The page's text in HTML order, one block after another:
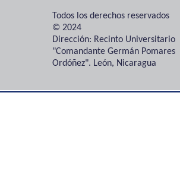
Todos los derechos reservados
© 2024
Dirección: Recinto Universitario
"Comandante Germán Pomares
Ordóñez". León, Nicaragua